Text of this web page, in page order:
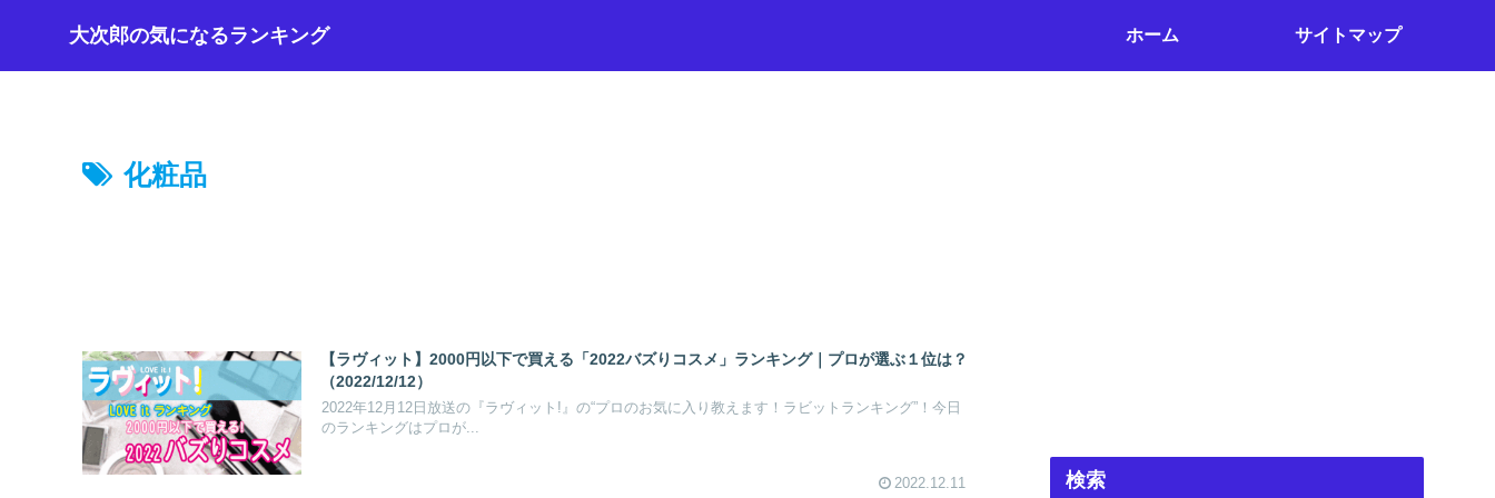
大次郎の気になるランキング ホーム サイトマップ
化粧品
【ラヴィット】2000円以下で買える「2022バズりコスメ」ランキング｜プロが選ぶ１位は？
（2022/12/12）
2022年12月12日放送の『ラヴィット!』の“プロのお気に入り教えます！ラビットランキング”！今日
のランキングはプロが...
2022.12.11 検索